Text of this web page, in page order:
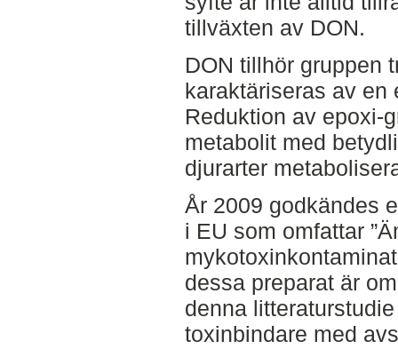
tillväxten av DON.
DON tillhör gruppen
karaktäriseras av en
Reduktion av epoxi-
metabolit med
djurarter
År 2009 godkändes
i EU som omfattar
dessa preparat är
denna
toxinbindare med